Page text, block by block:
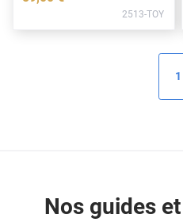
Alfa Romeo 2513-TOY
1
Nos guides